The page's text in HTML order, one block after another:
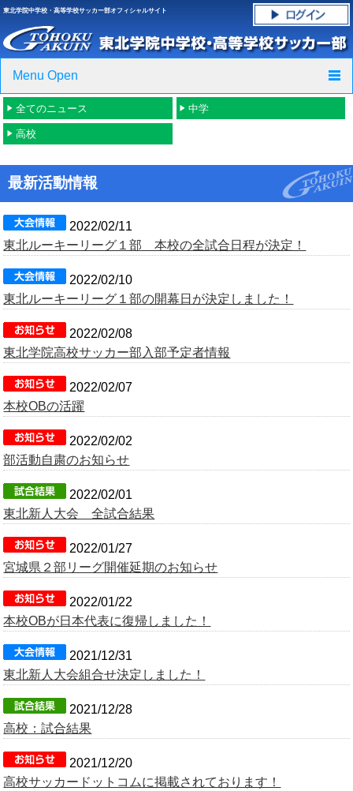
東北学院中学校・高等学校サッカー部オフィシャルサイト
Menu Open
TOP
フォトギャラリー
全てのニュース 中学
高校
最新活動情報
2022/02/11
東北ルーキーリーグ１部 本校の全試合日程が決定！
2022/02/10
東北ルーキーリーグ１部の開幕日が決定しました！
2022/02/08
東北学院高校サッカー部入部予定者情報
2022/02/07
本校OBの活躍
2022/02/02
部活動自粛のお知らせ
2022/02/01
東北新人大会 全試合結果
2022/01/27
宮城県２部リーグ開催延期のお知らせ
2022/01/22
本校OBが日本代表に復帰しました！
2021/12/31
東北新人大会組合せ決定しました！
2021/12/28
高校：試合結果
2021/12/20
高校サッカードットコムに掲載されております！